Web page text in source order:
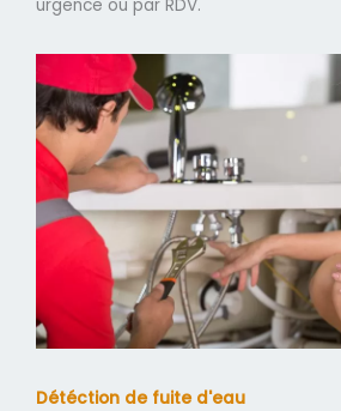
urgence ou par RDV.
Détéction de fuite d'eau